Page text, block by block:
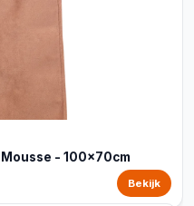
- 100x70cm
Bekijk